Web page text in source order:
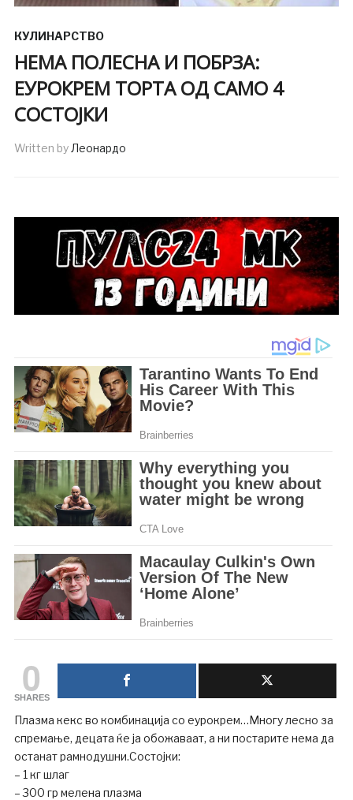
КУЛИНАРСТВО
НЕМА ПОЛЕСНА И ПОБРЗА:
ЕУРОКРЕМ ТОРТА ОД САМО 4
СОСТОЈКИ
Written byЛеонардо
0
SHARES
Плазма кекс во комбинација со еурокрем…Многу лесно за
спремање, децата ќе ја обожаваат, а ни постарите нема да
останат рамнодушни.Состојки:
– 1 кг шлаг
– 300 гр мелена плазма